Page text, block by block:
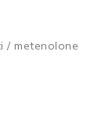
/ metenolone